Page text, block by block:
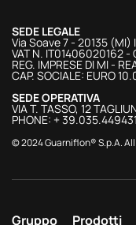
SEDE LEGALE
Via Soave 7 - 20135 (MI)
VAT N. IT01406020162 -
REG. IMPRESE DI MI -
CAP. SOCIALE: EURO
SEDE OPERATIVA
VIA T. TASSO, 12
PHONE: +
© 2024 Guarniflon® S.p.A.
Gruppo Prodotti